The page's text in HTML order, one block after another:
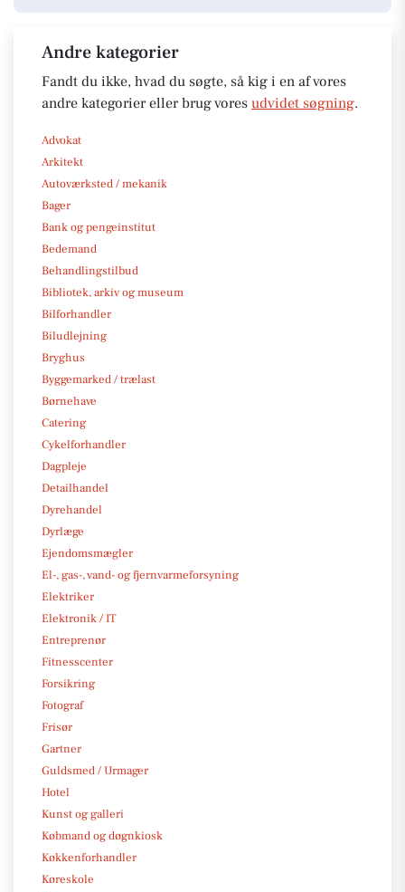
Andre kategorier
Fandt du ikke, hvad du søgte, så kig i en af vores
andre kategorier eller brug vores udvidet søgning.
Advokat
Arkitekt
Autoværksted / mekanik
Bager
Bank og pengeinstitut
Bedemand
Behandlingstilbud
Bibliotek, arkiv og museum
Bilforhandler
Biludlejning
Bryghus
Byggemarked / trælast
Børnehave
Catering
Cykelforhandler
Dagpleje
Detailhandel
Dyrehandel
Dyrlæge
Ejendomsmægler
El-, gas-, vand- og fjernvarmeforsyning
Elektriker
Elektronik / IT
Entreprenør
Fitnesscenter
Forsikring
Fotograf
Frisør
Gartner
Guldsmed / Urmager
Hotel
Kunst og galleri
Købmand og døgnkiosk
Køkkenforhandler
Køreskole